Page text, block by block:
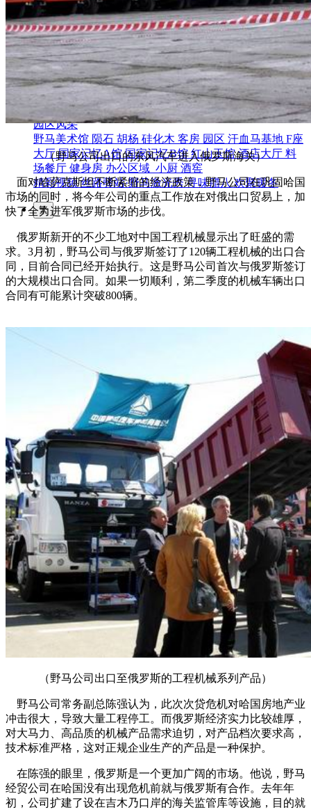
全部
视觉文化
汗血马助力新疆文旅
伊犁州霍城古城巡游 北屯市185团巡游 伊犁霍城县晃晃
村巡游 阿勒泰北屯市巡游 阿勒泰布尔津县巡游
伊犁州
察布查尔县巡游 伊犁昭苏巡游
赛里木湖巡游
园区风采
野马美术馆 陨石 胡杨 硅化木 客房 园区 汗血马基地 F座
大厅 国家记忆A馆 国家记忆B馆 红山玉馆 酒店大厅 料
场餐厅 健身房 办公区域 小厨 酒窖
精彩视频 丝路驿站·野马激光秀 寻味腊八 欢聚暖冬
繁
（野马公司出口的东风汽车进入俄罗斯海关）
面对哈萨克斯坦不断紧缩的经济政策，野马公司在巩固哈国
市场的同时，将今年公司的重点工作放在对俄出口贸易上，加
快了全力进军俄罗斯市场的步伐。
俄罗斯新开的不少工地对中国工程机械显示出了旺盛的需
求。3月初，野马公司与俄罗斯签订了120辆工程机械的出口合
同，目前合同已经开始执行。这是野马公司首次与俄罗斯签订
的大规模出口合同。如果一切顺利，第二季度的机械车辆出口
合同有可能累计突破800辆。
（野马公司出口至俄罗斯的工程机械系列产品）
野马公司常务副总陈强认为，此次次贷危机对哈国房地产业
冲击很大，导致大量工程停工。而俄罗斯经济实力比较雄厚，
对大马力、高品质的机械产品需求迫切，对产品档次要求高，
技术标准严格，这对正规企业生产的产品是一种保护。
在陈强的眼里，俄罗斯是一个更加广阔的市场。他说，野马
经贸公司在哈国没有出现危机前就与俄罗斯有合作。去年年
初，公司扩建了设在吉木乃口岸的海关监管库等设施，目的就